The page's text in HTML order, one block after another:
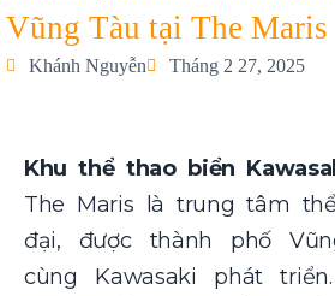
Vũng Tàu tại The Maris
Khánh Nguyễn Tháng 2 27, 2025
Khu thể thao biển
The Maris là trung tâm
đại, được thành phố
cùng Kawasaki phát